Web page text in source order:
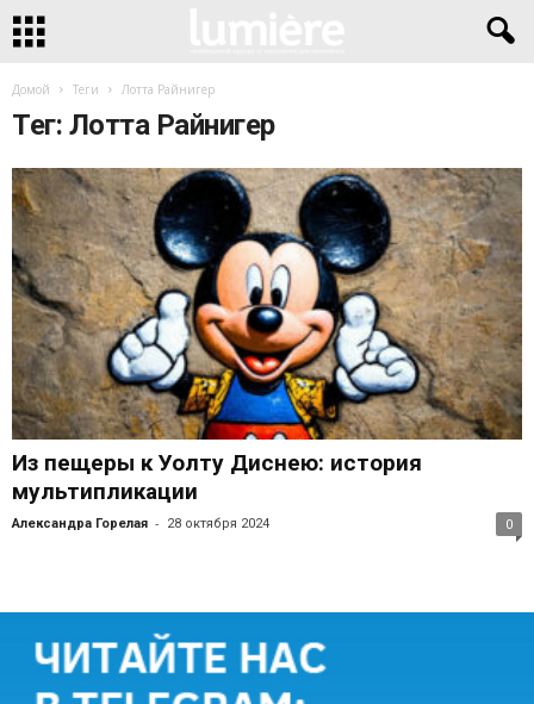
Домой Теги Лотта Райнигер
Тег: Лотта Райнигер
Из пещеры к Уолту Диснею: история
мультипликации
Александра Горелая - 28 октября 2024 0